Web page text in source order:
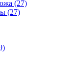
(27)
(27)